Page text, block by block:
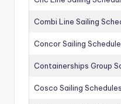
Combi Line Sailing
Concor Sailing
Containerships Group
Cosco Sailing Schedules